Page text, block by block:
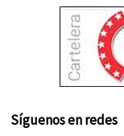
Síguenos en redes